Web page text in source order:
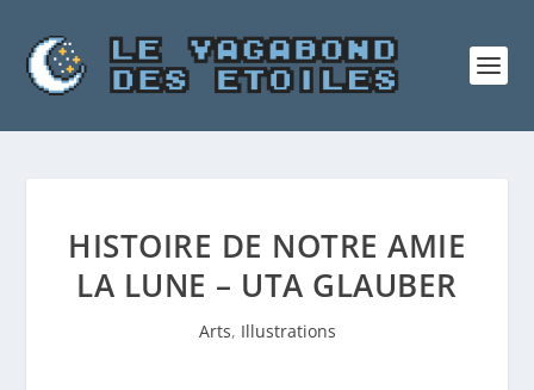
HISTOIRE DE NOTRE AMIE
LA LUNE – UTA GLAUBER
Arts, Illustrations